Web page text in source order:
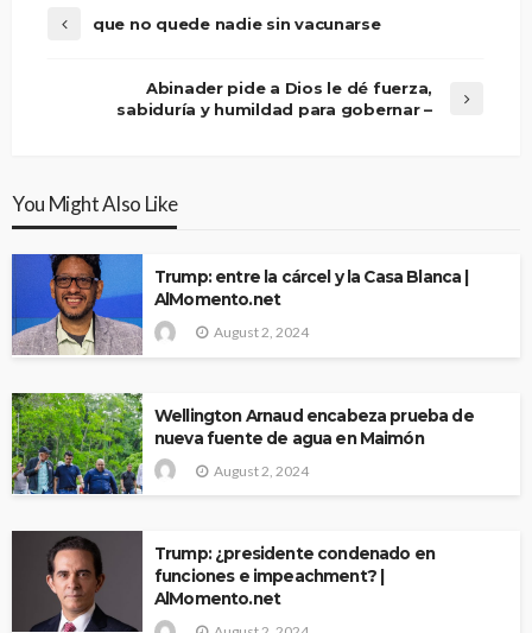
que no quede nadie sin vacunarse
Abinader pide a Dios le dé fuerza,
sabiduría y humildad para gobernar –
You Might Also Like
Trump: entre la cárcel y la Casa Blanca |
AlMomento.net
August 2, 2024
Wellington Arnaud encabeza prueba de
nueva fuente de agua en Maimón
August 2, 2024
Trump: ¿presidente condenado en
funciones e impeachment? |
AlMomento.net